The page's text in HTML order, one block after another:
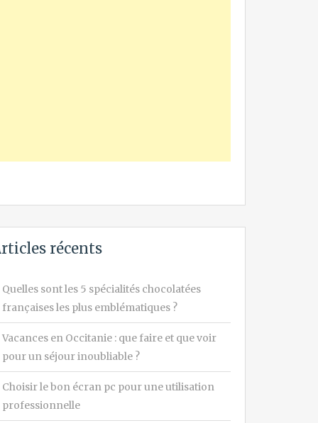
récents
Quelles sont les 5 spécialités chocolatées
françaises les plus emblématiques ?
Vacances en Occitanie : que faire et que voir
pour un séjour inoubliable ?
Choisir le bon écran pc pour une utilisation
professionnelle